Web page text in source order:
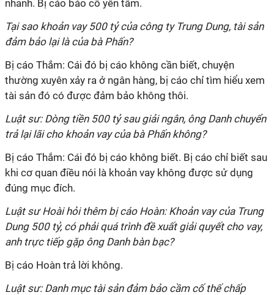
nhanh. Bị cáo bảo cô yên tâm.
Tại sao khoản vay 500 tỷ của công ty Trung Dung, tài sản
đảm bảo lại là của bà Phấn?
Bị cáo Thắm: Cái đó bị cáo không cần biết, chuyện
thường xuyên xảy ra ở ngân hàng, bị cáo chỉ tìm hiểu xem
tài sản đó có được đảm bảo không thôi.
Luật sư: Dòng tiền 500 tỷ sau giải ngân, ông Danh chuyển
trả lại lãi cho khoản vay của bà Phấn không?
Bị cáo Thắm: Cái đó bị cáo không biết. Bị cáo chỉ biết sau
khi cơ quan điều nói là khoản vay không được sử dụng
đúng mục đích.
Luật sư Hoài hỏi thêm bị cáo Hoàn: Khoản vay của Trung
Dung 500 tỷ, có phải quá trình đề xuất giải quyết cho vay,
anh trực tiếp gặp ông Danh bàn bạc?
Bị cáo Hoàn trả lời không.
Luật sư: Danh mục tài sản đảm bảo cầm cố thế chấp